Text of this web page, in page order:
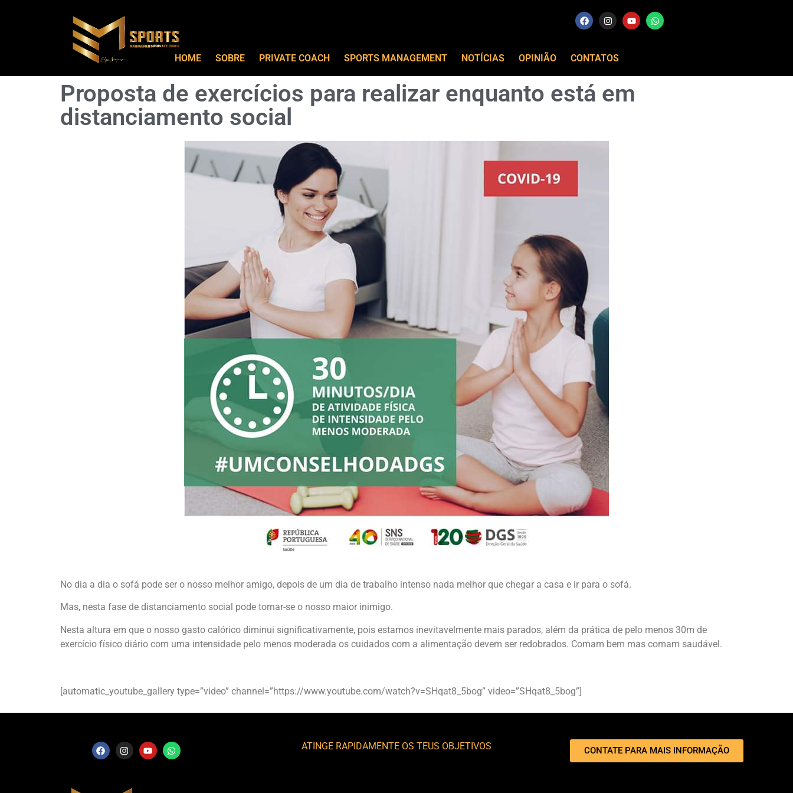
HOME SOBRE PRIVATE COACH SPORTS MANAGEMENT NOTÍCIAS OPINIÃO CONTATOS
Proposta de exercícios para realizar enquanto está em
distanciamento social
No dia a dia o sofá pode ser o nosso melhor amigo, depois de um dia de trabalho intenso nada melhor que chegar a casa e ir para o sofá.
Mas, nesta fase de distanciamento social pode tornar-se o nosso maior inimigo.
Nesta altura em que o nosso gasto calórico diminui significativamente, pois estamos inevitavelmente mais parados, além da prática de pelo menos 30m de
exercício físico diário com uma intensidade pelo menos moderada os cuidados com a alimentação devem ser redobrados. Comam bem mas comam saudável.
[automatic_youtube_gallery type=”video” channel=”https://www.youtube.com/watch?v=SHqat8_5bog” video=”SHqat8_5bog”]
ATINGE RAPIDAMENTE OS TEUS OBJETIVOS CONTATE PARA MAIS INFORMAÇÃO